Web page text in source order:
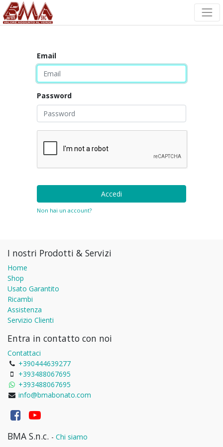
Email
Password
Accedi
Non hai un account?
I nostri Prodotti & Servizi
Home
Shop
Usato Garantito
Ricambi
Assistenza
Servizio Clienti
Entra in contatto con noi
Contattaci
+390444639277
+393488067695
+393488067695
info@bmabonato.com
BMA S.n.c. - Chi siamo